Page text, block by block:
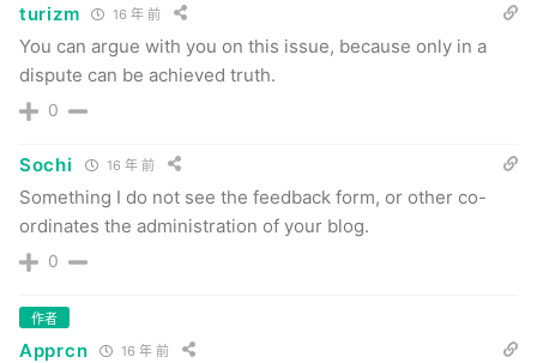
turizm 16 年 前
You can argue with you on this issue, because only in a
dispute can be achieved truth.
0
Sochi 16 年 前
Something I do not see the feedback form, or other co-
ordinates the administration of your blog.
0
作者
Apprcn 16 年 前